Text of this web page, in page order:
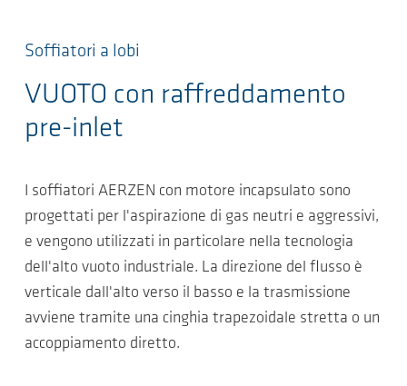
Soffiatori a lobi
VUOTO con raffreddamento
pre-inlet
I soffiatori AERZEN con motore incapsulato sono
progettati per l'aspirazione di gas neutri e aggressivi,
e vengono utilizzati in particolare nella tecnologia
dell'alto vuoto industriale. La direzione del flusso è
verticale dall'alto verso il basso e la trasmissione
avviene tramite una cinghia trapezoidale stretta o un
accoppiamento diretto.